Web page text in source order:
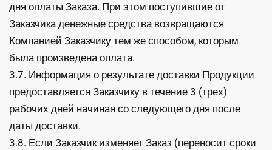
дня оплаты Заказа. При этом поступившие от
Заказчика денежные средства возвращаются
Компанией Заказчику тем же способом, которым
была произведена оплата.
3.7. Информация о результате доставки Продукции
предоставляется Заказчику в течение 3 (трех)
рабочих дней начиная со следующего дня после
даты доставки.
3.8. Если Заказчик изменяет Заказ (переносит сроки